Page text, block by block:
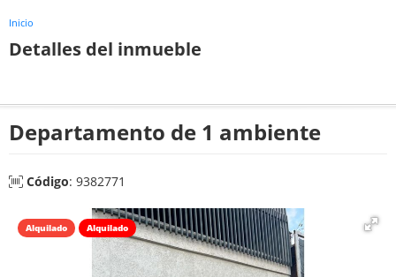
Inicio
Detalles del inmueble
Departamento de 1 ambiente
Código: 9382771
Alquilado Alquilado